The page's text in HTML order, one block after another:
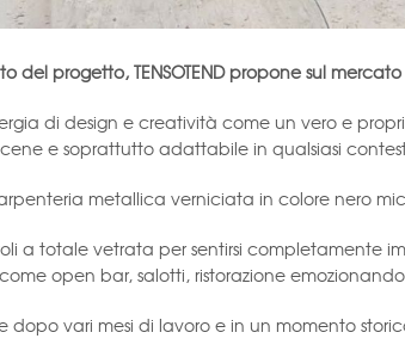
del progetto, TENSOTEND propone sul
di design e creatività come un vero e
e soprattutto adattabile in qualsiasi
metallica verniciata in colore nero
a totale vetrata per sentirsi completamente
open bar, salotti, ristorazione
dopo vari mesi di lavoro e in un momento